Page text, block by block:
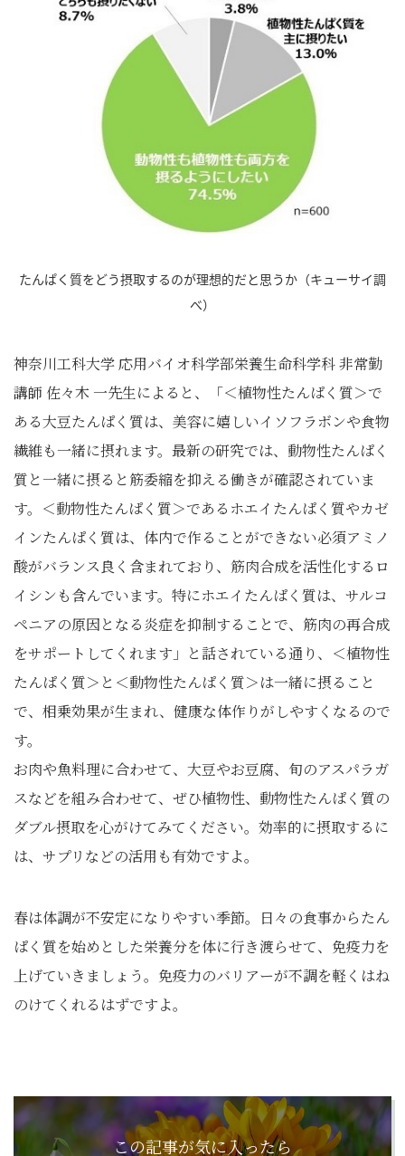
たんぱく質をどう摂取するのが理想的だと思うか（キューサイ調
べ）
神奈川工科大学 応用バイオ科学部栄養生命科学科 非常勤
講師 佐々木 一先生によると、「＜植物性たんぱく質＞で
ある大豆たんぱく質は、美容に嬉しいイソフラボンや食物
繊維も一緒に摂れます。最新の研究では、動物性たんぱく
質と一緒に摂ると筋委縮を抑える働きが確認されていま
す。＜動物性たんぱく質＞であるホエイたんぱく質やカゼ
インたんぱく質は、体内で作ることができない必須アミノ
酸がバランス良く含まれており、筋肉合成を活性化するロ
イシンも含んでいます。特にホエイたんぱく質は、サルコ
ペニアの原因となる炎症を抑制することで、筋肉の再合成
をサポートしてくれます」と話されている通り、＜植物性
たんぱく質＞と＜動物性たんぱく質＞は一緒に摂ること
で、相乗効果が生まれ、健康な体作りがしやすくなるので
す。
お肉や魚料理に合わせて、大豆やお豆腐、旬のアスパラガ
スなどを組み合わせて、ぜひ植物性、動物性たんぱく質の
ダブル摂取を心がけてみてください。効率的に摂取するに
は、サプリなどの活用も有効ですよ。
春は体調が不安定になりやすい季節。日々の食事からたん
ぱく質を始めとした栄養分を体に行き渡らせて、免疫力を
上げていきましょう。免疫力のバリアーが不調を軽くはね
のけてくれるはずですよ。
この記事が気に入ったら